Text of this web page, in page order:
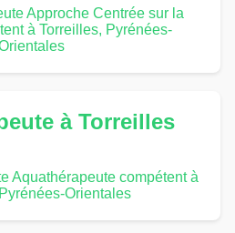
Approche Centrée sur la
à Torreilles, Pyrénées-
à Torreilles
Aquathérapeute compétent à
Orientales